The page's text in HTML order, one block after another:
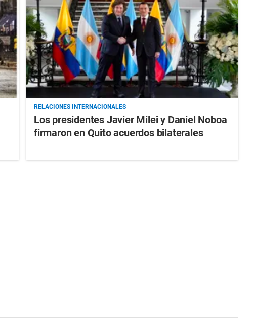
RELACIONES INTERNACIONALES
Los presidentes Javier Milei y Daniel Noboa
firmaron en Quito acuerdos bilaterales